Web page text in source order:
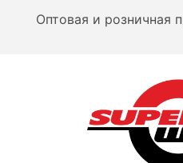
Оптовая и розничная